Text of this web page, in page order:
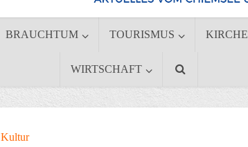
BRAUCHTUM TOURISMUS KIRCHE
WIRTSCHAFT
Kultur